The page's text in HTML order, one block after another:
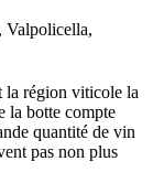
Valpolicella,
la région viticole la
la botte compte
quantité de vin
pas non plus